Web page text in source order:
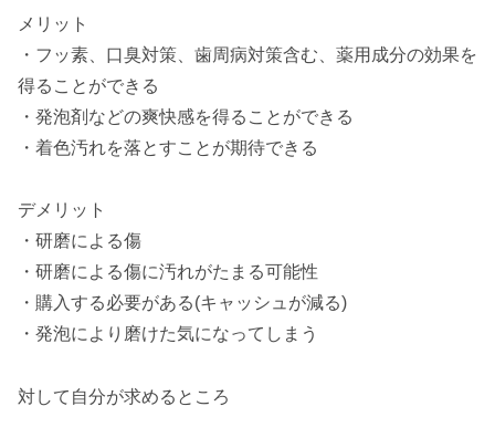
メリット
・フッ素、口臭対策、歯周病対策含む、薬用成分の効果を
得ることができる
・発泡剤などの爽快感を得ることができる
・着色汚れを落とすことが期待できる
デメリット
・研磨による傷
・研磨による傷に汚れがたまる可能性
・購入する必要がある(キャッシュが減る)
・発泡により磨けた気になってしまう
対して自分が求めるところ